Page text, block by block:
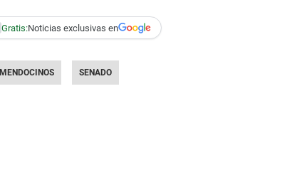
Gratis:Noticias exclusivas en
MENDOCINOS SENADO